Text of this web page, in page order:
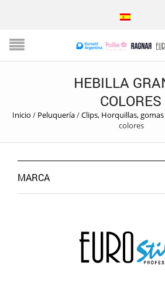
HEBILLA
COLORES
Inicio / Peluquería/Clips, Horquillas,
colores
MARCA